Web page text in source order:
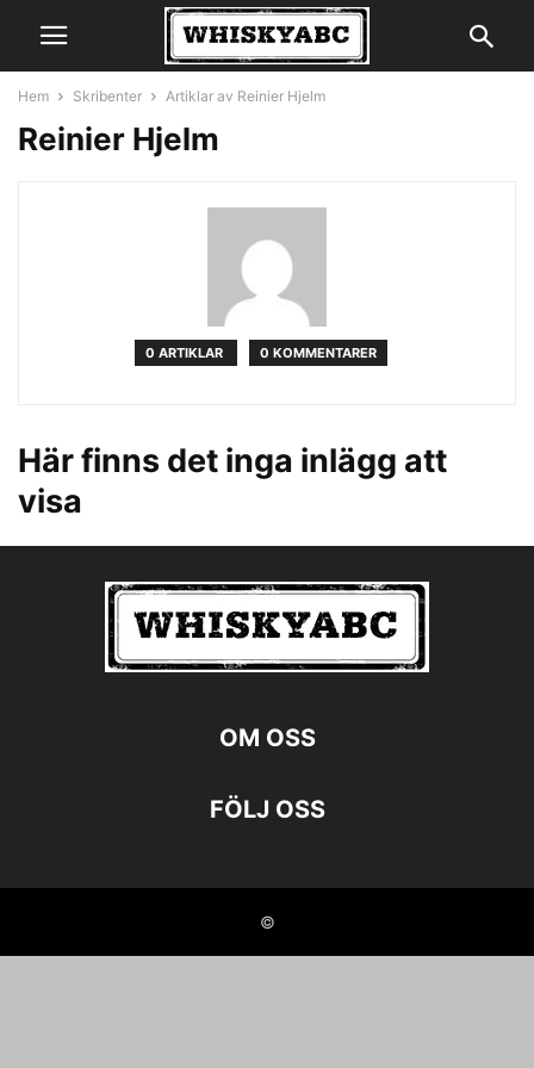
Hem Skribenter Artiklar av Reinier Hjelm
Reinier Hjelm
0 ARTIKLAR 0 KOMMENTARER
Här finns det inga inlägg att
visa
OM OSS
FÖLJ OSS
©